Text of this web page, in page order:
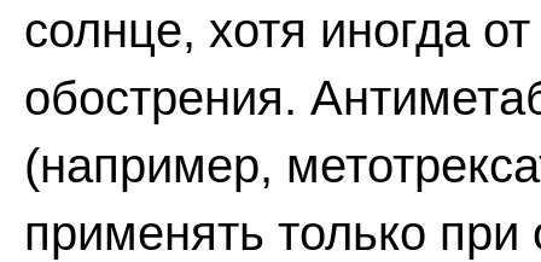
солнце, хотя иногда
обострения.
(например,
применять только